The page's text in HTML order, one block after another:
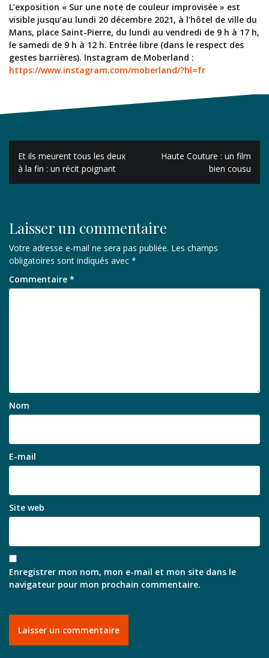
L’exposition « Sur une note de couleur improvisée » est
visible jusqu’au lundi 20 décembre 2021, à l’hôtel de ville du
Mans, place Saint-Pierre, du lundi au vendredi de 9 h à 17 h,
le samedi de 9 h à 12 h. Entrée libre (dans le respect des
gestes barrières). Instagram de Moberland :
https://www.instagram.com/moberland/?hl=fr
Navigation
de
l’article
Et ils meurent tous les deux
à la fin : un récit poignant
Haute Couture : un film
bien cousu
Laisser un commentaire
Votre adresse e-mail ne sera pas publiée. Les champs
obligatoires sont indiqués avec *
Commentaire *
Nom
E-mail
Site web
Enregistrer mon nom, mon e-mail et mon site dans le
navigateur pour mon prochain commentaire.